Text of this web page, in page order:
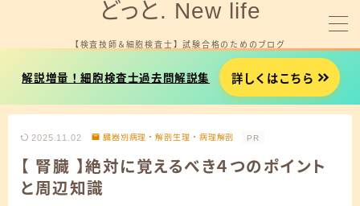
どっと. New life
【検査技師＆細胞検査士】 試験合格のためのブログ
細胞検査士試験を受験する方へ
就職やお金に悩みがある方へ
解説増量！細胞検査士過去問解説集 詳しくはこちら
2025.11.02 臓器別病理・解剖生理・病理解剖 PR
【 腎臓 】絶対に覚えるべき４つのポイント
と周辺知識